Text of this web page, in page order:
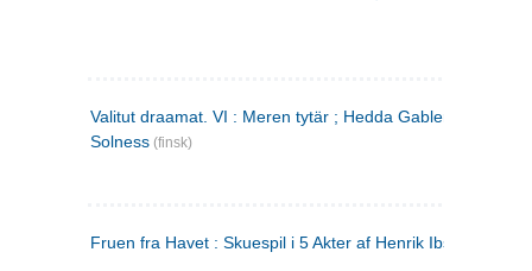
Valitut draamat. VI : Meren tytär ; Hedda Gabler ;
Solness (finsk)
Fruen fra Havet : Skuespil i 5 Akter af Henrik Ibsen